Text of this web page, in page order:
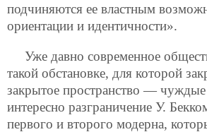
подчиняются ее властным
ориентации и идентичности».
Уже давно современное
такой обстановке, для которой
закрытое пространство —
интересно разграничение У.
первого и второго модерна,